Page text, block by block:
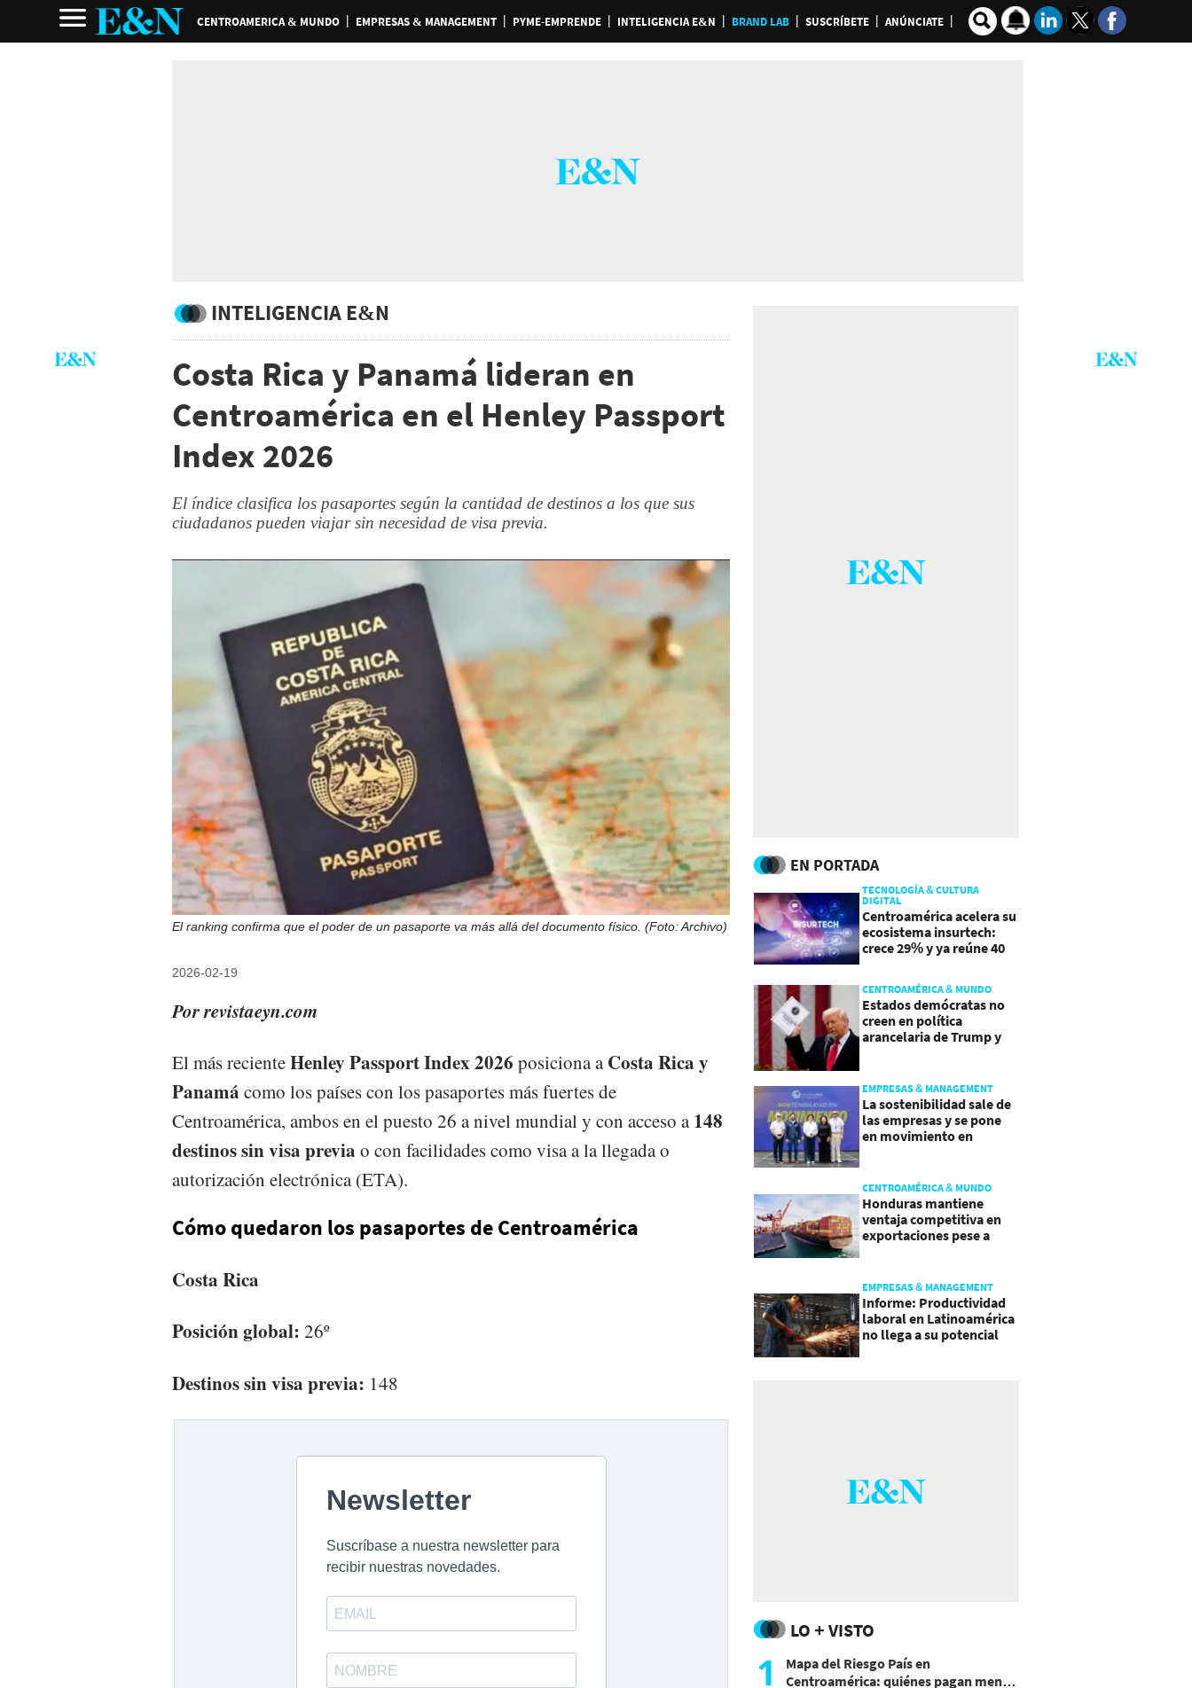
CENTROAMERICA & MUNDO EMPRESAS & MANAGEMENT PYME-EMPRENDE INTELIGENCIA E&N BRAND LAB SUSCRÍBETE ANÚNCIATE
INTELIGENCIA E&N
Costa Rica y Panamá lideran en
Centroamérica en el Henley Passport
Index 2026
El índice clasifica los pasaportes según la cantidad de destinos a los que sus
ciudadanos pueden viajar sin necesidad de visa previa.
El ranking confirma que el poder de un pasaporte va más allá del documento físico. (Foto: Archivo)
2026-02-19
Por revistaeyn.com
El más recienteHenley Passport Index 2026 posiciona aCosta Rica y
Panamá como los países con los pasaportes más fuertes de
Centroamérica, ambos en el puesto 26 a nivel mundial y con acceso a148
destinos sin visa previa o con facilidades como visa a la llegada o
autorización electrónica (ETA).
Cómo quedaron los pasaportes de Centroamérica
Costa Rica
Posición global: 26º
Destinos sin visa previa: 148
EN PORTADA
TECNOLOGÍA & CULTURA
DIGITAL
Centroamérica acelera su
ecosistema insurtech:
crece 29% y ya reúne 40
CENTROAMÉRICA & MUNDO
Estados demócratas no
creen en política
arancelaria de Trump y
EMPRESAS & MANAGEMENT
La sostenibilidad sale de
las empresas y se pone
en movimiento en
CENTROAMÉRICA & MUNDO
Honduras mantiene
ventaja competitiva en
exportaciones pese a
EMPRESAS & MANAGEMENT
Informe: Productividad
laboral en Latinoamérica
no llega a su potencial
LO + VISTO
1
Mapa del Riesgo País en
Centroamérica: quiénes pagan menos